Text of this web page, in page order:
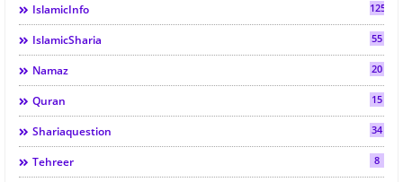
IslamicInfo 125
IslamicSharia 55
Namaz 20
Quran 15
Shariaquestion 34
Tehreer 8